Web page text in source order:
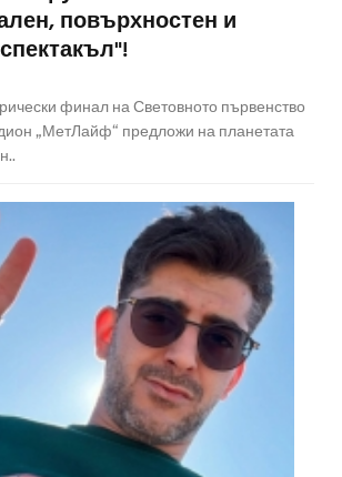
повърхностен и
финал на Световното първенство
„МетЛайф“ предложи на планетата